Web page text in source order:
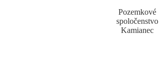
Pozemkové
spoločenstvo
Kamianec